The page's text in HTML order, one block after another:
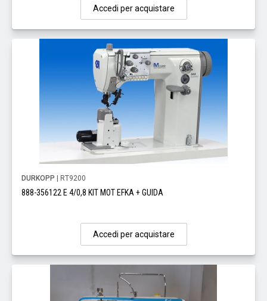
Accedi per acquistare
DURKOPP | RT9200
888-356122 E 4/0,8 KIT MOT EFKA + GUIDA
Accedi per acquistare